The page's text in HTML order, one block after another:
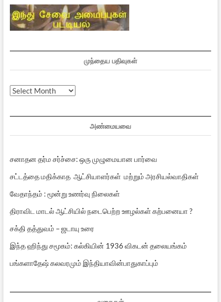
முந்தைய பதிவுகள்
முந்தைய
அண்மையவை
சனாதன தர்ம சர்ச்சை: ஒரு முழுமையான பார்வை
சட்டத்தை மதிக்காத ஆட்சியாளர்கள் மற்றும் அரசியல்வாதிகள்
வேதாந்தம் : மூன்று உணர்வு நிலைகள்
திராவிட மாடல் ஆட்சியில் நடைபெற்ற ஊழல்கள் கற்பனையா ?
சக்தி தத்துவம் – ஜடாயு உரை
இந்த ஹிந்து சமூகம்: கல்கியின் 1936 விகடன் தலையங்கம்
பங்களாதேஷ் கலவரமும் இந்தியாவின்பாதுகாப்பும்